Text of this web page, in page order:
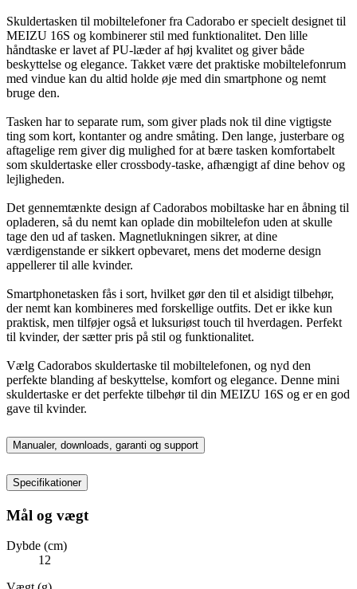
Skuldertasken til mobiltelefoner fra Cadorabo er specielt designet til
MEIZU 16S og kombinerer stil med funktionalitet. Den lille
håndtaske er lavet af PU-læder af høj kvalitet og giver både
beskyttelse og elegance. Takket være det praktiske mobiltelefonrum
med vindue kan du altid holde øje med din smartphone og nemt
bruge den.
Tasken har to separate rum, som giver plads nok til dine vigtigste
ting som kort, kontanter og andre småting. Den lange, justerbare og
aftagelige rem giver dig mulighed for at bære tasken komfortabelt
som skuldertaske eller crossbody-taske, afhængigt af dine behov og
lejligheden.
Det gennemtænkte design af Cadorabos mobiltaske har en åbning til
opladeren, så du nemt kan oplade din mobiltelefon uden at skulle
tage den ud af tasken. Magnetlukningen sikrer, at dine
værdigenstande er sikkert opbevaret, mens det moderne design
appellerer til alle kvinder.
Smartphonetasken fås i sort, hvilket gør den til et alsidigt tilbehør,
der nemt kan kombineres med forskellige outfits. Det er ikke kun
praktisk, men tilføjer også et luksuriøst touch til hverdagen. Perfekt
til kvinder, der sætter pris på stil og funktionalitet.
Vælg Cadorabos skuldertaske til mobiltelefonen, og nyd den
perfekte blanding af beskyttelse, komfort og elegance. Denne mini
skuldertaske er det perfekte tilbehør til din MEIZU 16S og er en god
gave til kvinder.
Manualer, downloads, garanti og support
Specifikationer
Mål og vægt
Dybde (cm)
12